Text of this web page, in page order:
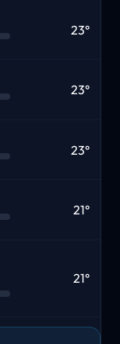
23°
23°
23°
21°
21°